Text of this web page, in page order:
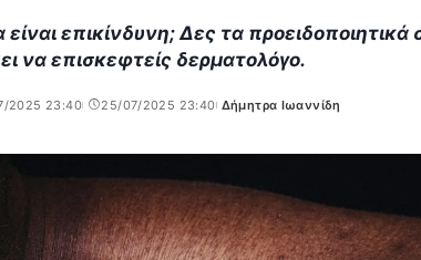
επικίνδυνη; Δες τα προειδοποιητικά
να επισκεφτείς δερματολόγο.
2025 23:40 25/07/2025 23:40
Posted
Δήμητρα Ιωαννίδη